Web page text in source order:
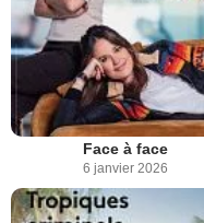
Face à face
6 janvier 2026